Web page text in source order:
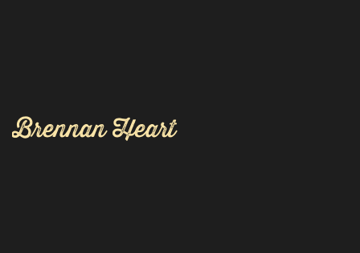
Brennan Heart